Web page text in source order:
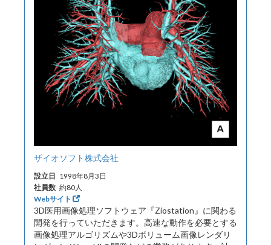
ザイオソフト株式会社
設立日 1998年8月3日
社員数 約80人
Webサイト
3D医用画像処理ソフトウェア『Ziostation』に関わる
開発を行っていただきます。高速な動作を必要とする
画像処理アルゴリズムや3Dボリューム画像レンダリ